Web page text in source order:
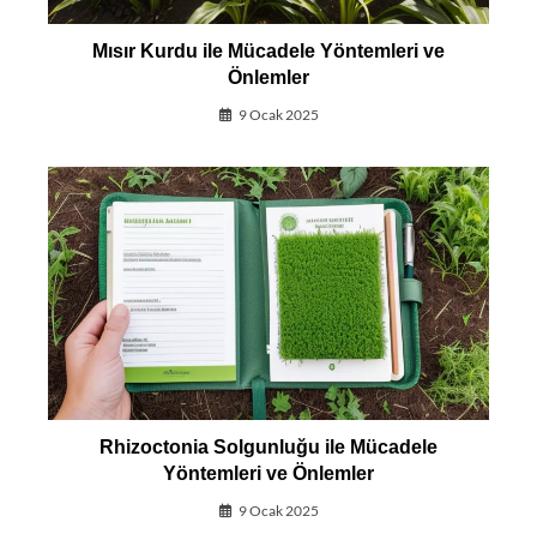
Mısır Kurdu ile Mücadele Yöntemleri ve
Önlemler
9 Ocak 2025
Rhizoctonia Solgunluğu ile Mücadele
Yöntemleri ve Önlemler
9 Ocak 2025